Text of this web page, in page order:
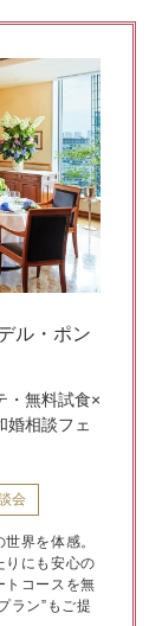
ル・ポン
・無料試食×
相談フェ
会
界を体感。
りにも安心の
トコースを無
ラン”もご提